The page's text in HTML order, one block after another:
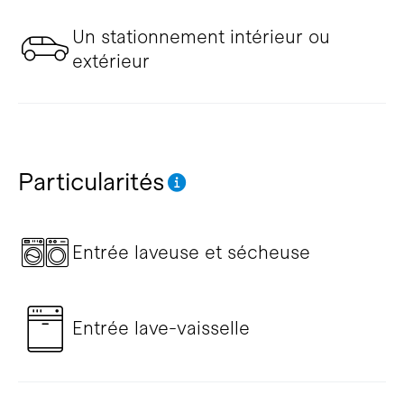
Un stationnement intérieur ou
extérieur
Particularités
Entrée laveuse et sécheuse
Entrée lave-vaisselle